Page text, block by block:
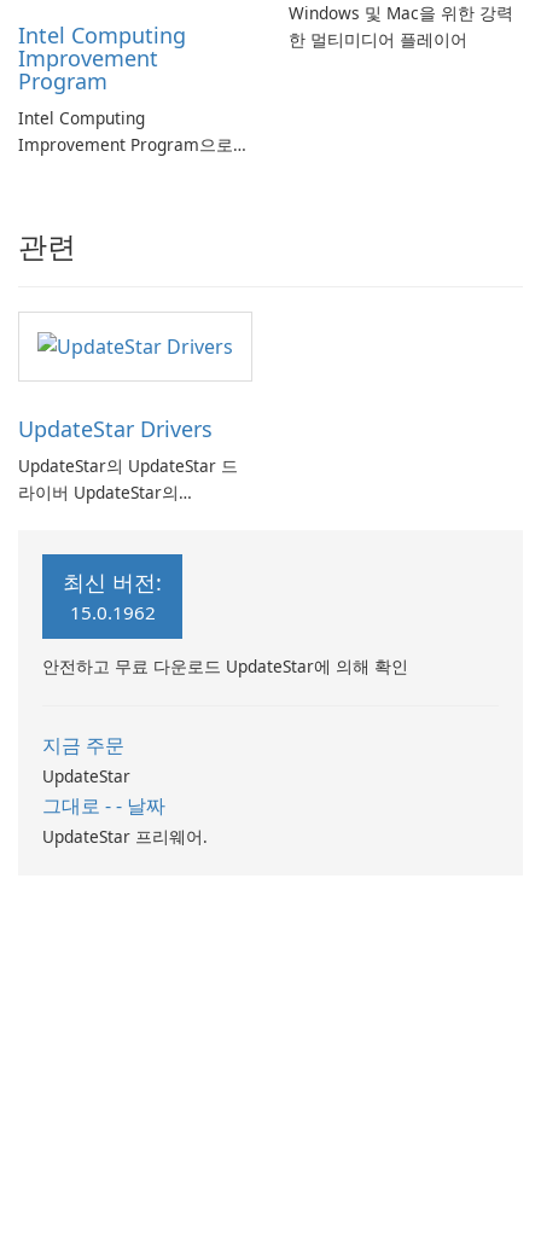
Intel Computing
Improvement
Program
Intel Computing
Improvement Program으로
Windows 및 Mac을 위한 강력
한 멀티미디어 플레이어
관련
UpdateStar Drivers
UpdateStar의 UpdateStar 드
라이버 UpdateStar의
태로 유지할 수 있도록 설계된
포괄적인 드라이버 관리 소프트
웨어입니다. 160만 개 이상의
이 소프트웨어는 사용자가 하드
여 시스템 성능과 안정성을 최
적화합니다.
최신 버전:
15.0.1962
안전하고 무료 다운로드 UpdateStar에 의해 확인
지금 주문
UpdateStar
그대로 - - 날짜
UpdateStar 프리웨어.